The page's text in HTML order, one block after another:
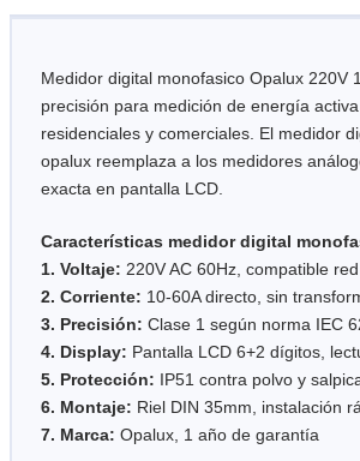
Medidor digital monofasico Opalux 220V
precisión para medición de energía
residenciales y comerciales. El medidor
opalux reemplaza a los medidores
exacta en pantalla LCD.
Características medidor digital
1. Voltaje: 220V AC 60Hz, compatible
2. Corriente: 10-60A directo, sin
3. Precisión: Clase 1 según norma IEC
4. Display: Pantalla LCD 6+2 dígitos,
5. Protección: IP51 contra polvo y
6. Montaje: Riel DIN 35mm, instalación
7. Marca: Opalux, 1 año de garantía